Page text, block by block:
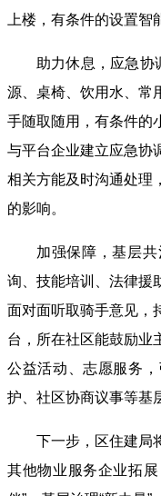
上楼，有条件的设置智
助力休息，应急协
源、桌椅、饮用水、常
手随取随用，有条件的
与平台企业建立应急协
相关方能及时沟通处理
的影响。
加强保障，基层
询、技能培训、法律援
面对面听取骑手意见，
台，所在社区能鼓励业
公益活动、志愿服务
护、社区协商议事等基
下一步，区住建局
其他物业服务企业拓展